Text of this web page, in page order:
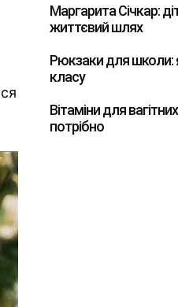
Маргарита Січкар:
життєвий шлях
Рюкзаки для школи:
класу
Вітаміни для
потрібно